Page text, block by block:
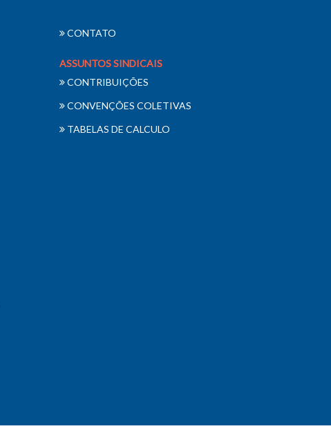
CONTATO
ASSUNTOS SINDICAIS
CONTRIBUIÇÕES
CONVENÇÕES COLETIVAS
TABELAS DE CALCULO